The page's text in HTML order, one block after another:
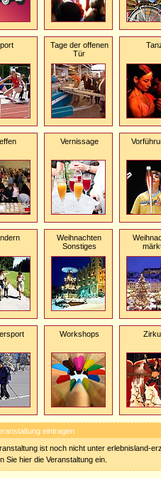
Tage der offenen
Tür
Vernissage
Weihnachten
Sonstiges
Workshops
eintragen
ist noch nicht unter erlebnisland-
Sie hier die Veranstaltung ein.